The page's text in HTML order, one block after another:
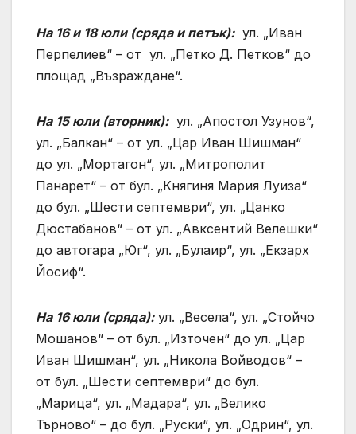
На 16 и 18 юли (сряда и петък):ул. „Иван
Перпелиев“ – от ул. „Петко Д. Петков“ до
площад „Възраждане“.
На 15 юли (вторник):ул. „Апостол Узунов“,
ул. „Балкан“ – от ул. „Цар Иван Шишман“
до ул. „Мортагон“, ул. „Митрополит
Панарет“ – от бул. „Княгиня Мария Луиза“
до бул. „Шести септември“, ул. „Цанко
Дюстабанов“ – от ул. „Авксентий Велешки“
до автогара „Юг“, ул. „Булаир“, ул. „Екзарх
Йосиф“.
На 16 юли (сряда):ул. „Весела“, ул. „Стойчо
Мошанов“ – от бул. „Източен“ до ул. „Цар
Иван Шишман“, ул. „Никола Войводов“ –
от бул. „Шести септември“ до бул.
„Марица“, ул. „Мадара“, ул. „Велико
Търново“ – до бул. „Руски“, ул. „Одрин“, ул.